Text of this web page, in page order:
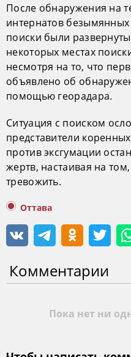
После обнаружения на
интернатов
поиски были
некоторых местах
несмотря на то, что
объявлено об
помощью георадара.
Ситуация с поиском
представители
против эксгумации
жертв, настаивая на
тревожить.
Оттава
Комментарии
Пока нет ни